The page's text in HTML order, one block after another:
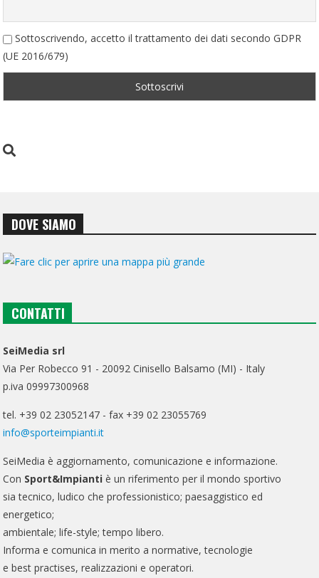
Sottoscrivendo, accetto il trattamento dei dati secondo GDPR
(UE 2016/679)
DOVE SIAMO
CONTATTI
SeiMedia srl
Via Per Robecco 91 - 20092 Cinisello Balsamo (MI) - Italy
p.iva 09997300968
tel. +39 02 23052147 - fax +39 02 23055769
info@sporteimpianti.it
SeiMedia è aggiornamento, comunicazione e informazione.
Con Sport&Impianti è un riferimento per il mondo sportivo
sia tecnico, ludico che professionistico; paesaggistico ed
energetico;
ambientale; life-style; tempo libero.
Informa e comunica in merito a normative, tecnologie
e best practises, realizzazioni e operatori.